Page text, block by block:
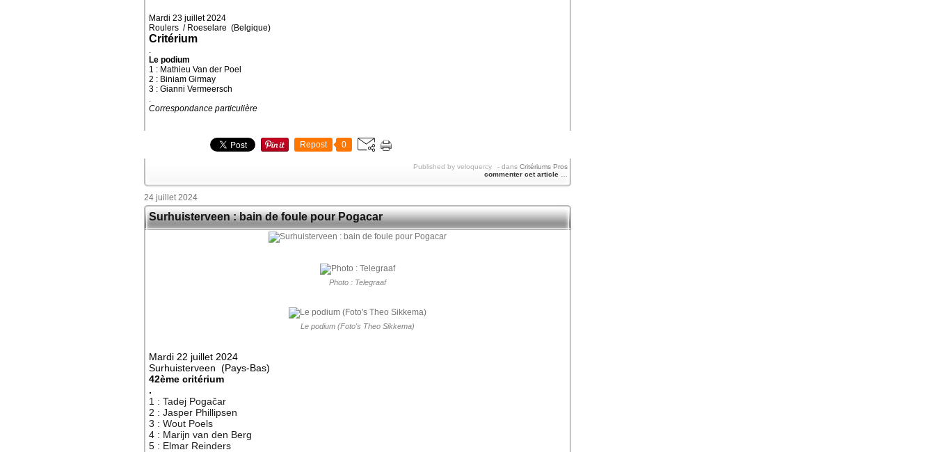
Mardi 23 juillet 2024
Roulers / Roeselare (Belgique)
Critérium
.
Le podium
1 : Mathieu Van der Poel
2 : Biniam Girmay
3 : Gianni Vermeersch
.
Correspondance particulière
Repost 0
Published by veloquercy - dans Critériums Pros
commenter cet article
24 juillet 2024
Surhuisterveen : bain de foule pour Pogacar
Photo : Telegraaf
Le podium (Foto's Theo Sikkema)
Mardi 22 juillet 2024
Surhuisterveen (Pays-Bas)
42ème critérium
.
1 : Tadej Pogačar
2 : Jasper Phillipsen
3 : Wout Poels
4 : Marijn van den Berg
5 : Elmar Reinders